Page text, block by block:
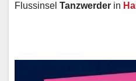
Flussinsel Tanzwerder in